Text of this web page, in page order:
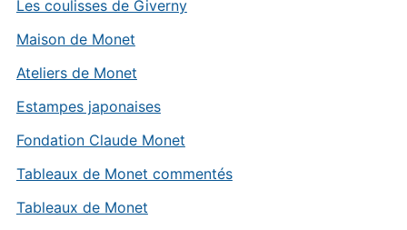
Les coulisses de Giverny
Maison de Monet
Ateliers de Monet
Estampes japonaises
Fondation Claude Monet
Tableaux de Monet commentés
Tableaux de Monet